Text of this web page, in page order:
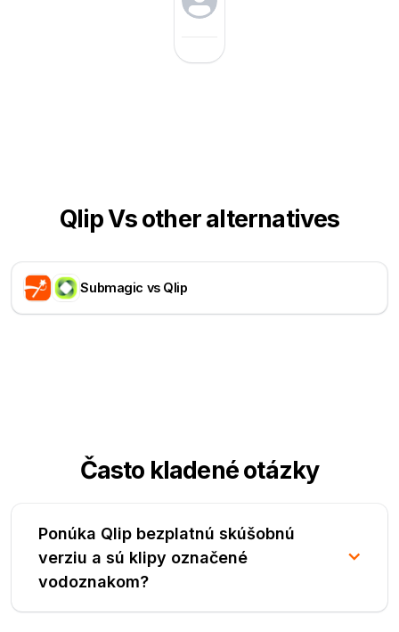
Qlip Vs other alternatives
Submagic vs Qlip
Často kladené otázky
Ponúka Qlip bezplatnú skúšobnú
verziu a sú klipy označené
vodoznakom?